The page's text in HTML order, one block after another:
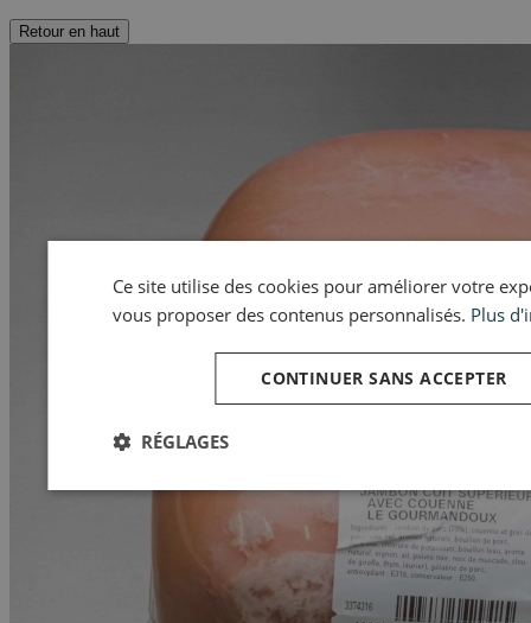
Retour en haut
Ce site utilise des cookies pour améliorer votre
vous proposer des contenus personnalisés. Plus
CONTINUER SANS ACCEPTER
RÉGLAGES